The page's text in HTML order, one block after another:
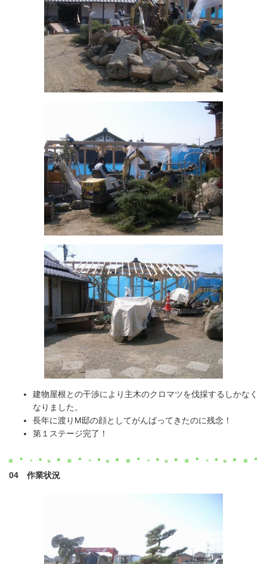
建物屋根との干渉により主木のクロマツを伐採するしかなく
なりました。
長年に渡りM邸の顔としてがんばってきたのに残念！
第１ステージ完了！
04 作業状況